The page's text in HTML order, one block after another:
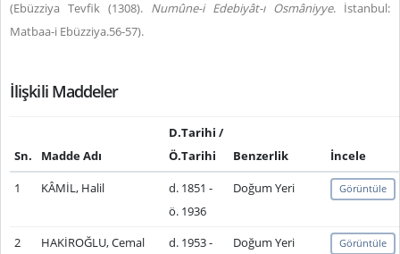
(Ebüzziya Tevfik (1308). Numûne-i Edebiyât-ı Osmâniyye. İstanbul:
Matbaa-i Ebüzziya.56-57).
İlişkili Maddeler
Sn. Madde Adı
D.Tarihi /
Ö.Tarihi
Benzerlik
İncele
1
KÂMİL, Halil
d. 1851 -
ö. 1936
Doğum Yeri Görüntüle
2
HAKİROĞLU, Cemal
d. 1953 -
Doğum Yeri Görüntüle